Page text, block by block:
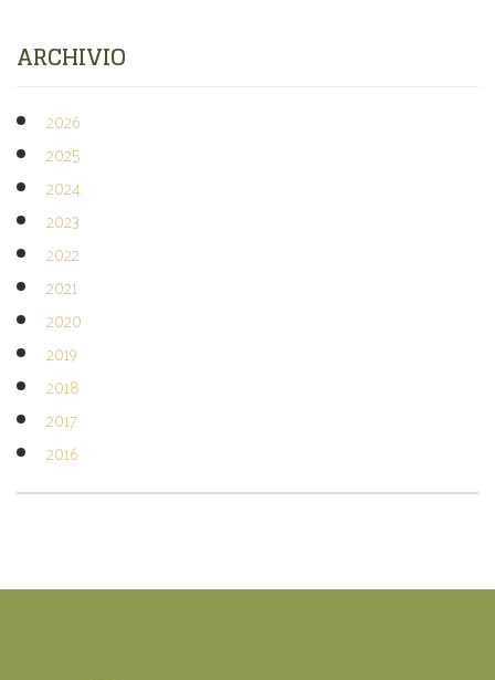
ARCHIVIO
2026
2025
2024
2023
2022
2021
2020
2019
2018
2017
2016